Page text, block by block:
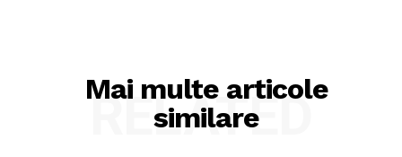
Mai multe articole
similare
RELATED